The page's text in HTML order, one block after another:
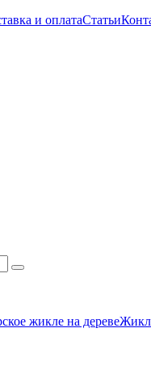
и оплатаСтатьи
жикле на дереве